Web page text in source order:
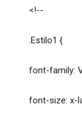
<!--
.Estilo1 {
font-family:
font-size: x-